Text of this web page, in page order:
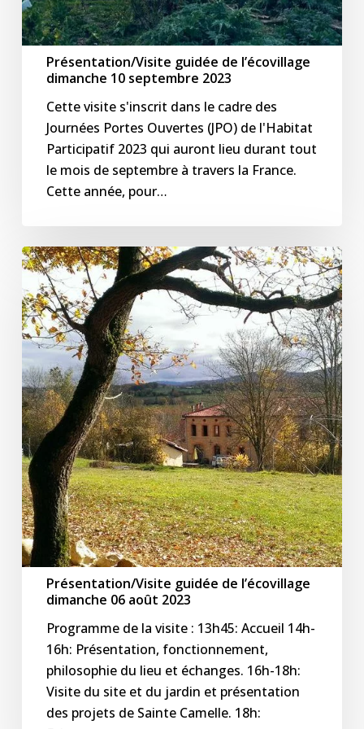
2023
Présentation/Visite guidée de l’écovillage
dimanche 10 septembre 2023
Cette visite s'inscrit dans le cadre des
Journées Portes Ouvertes (JPO) de l'Habitat
Participatif 2023 qui auront lieu durant tout
le mois de septembre à travers la France.
Cette année, pour…
Présentation/Visite
guidée
de
l’écovillage
dimanche
06
août
2023
Présentation/Visite guidée de l’écovillage
dimanche 06 août 2023
Programme de la visite : 13h45: Accueil 14h-
16h: Présentation, fonctionnement,
philosophie du lieu et échanges. 16h-18h:
Visite du site et du jardin et présentation
des projets de Sainte Camelle. 18h: